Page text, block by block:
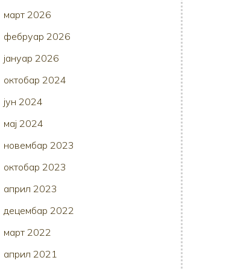
март 2026
фебруар 2026
јануар 2026
октобар 2024
јун 2024
мај 2024
новембар 2023
октобар 2023
април 2023
децембар 2022
март 2022
април 2021